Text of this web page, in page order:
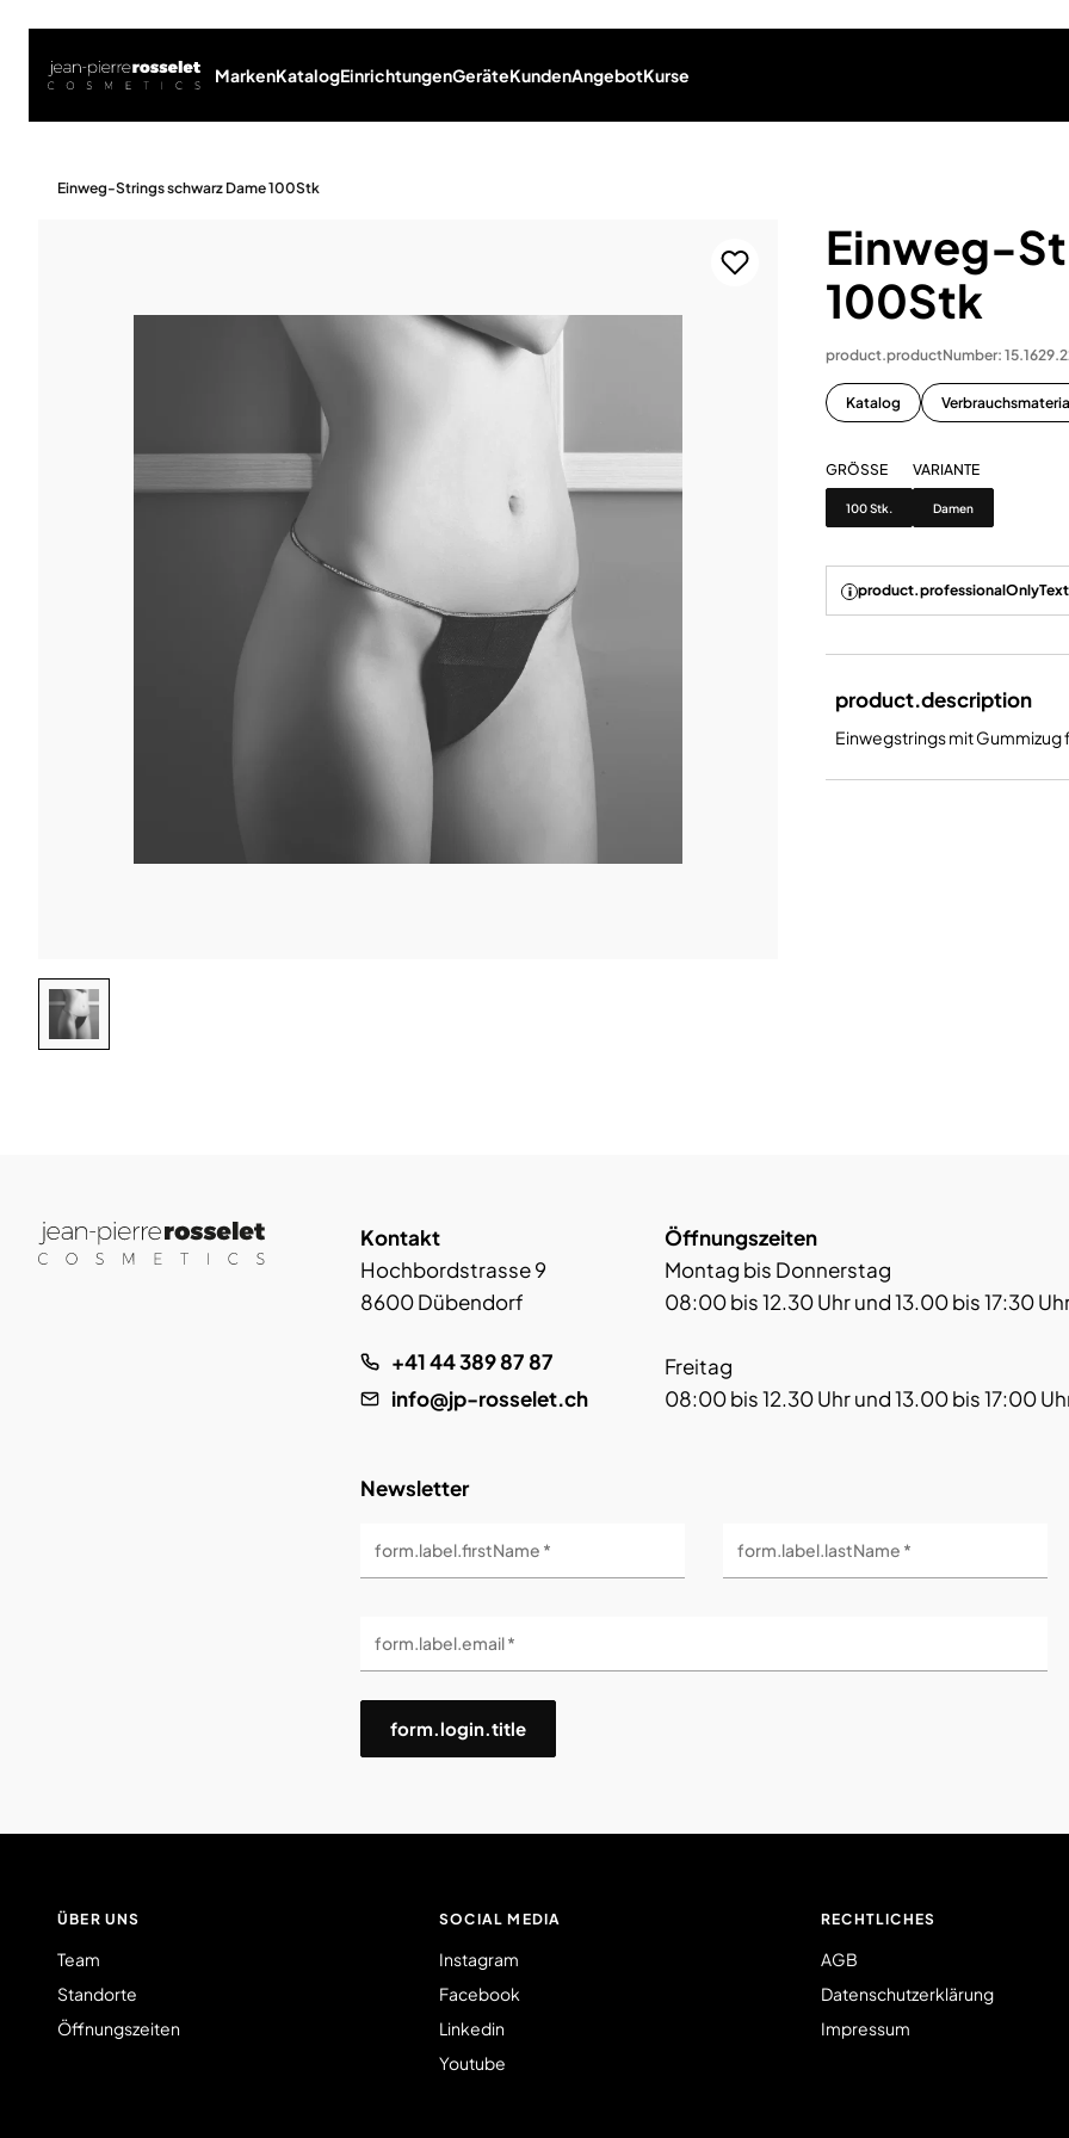
MarkenKatalogEinrichtungenGeräteKundenAngebotKurse
Einweg-Strings schwarz Dame 100Stk
Einweg-
100Stk
product.productNumber:
Katalog
GRÖSSE
Grösse
100 Stk.
VARIANTE
Variante
Damen
product.professionalOnlyText
product.description
Einwegstrings mit Gummizug
Kontakt
Hochbordstrasse 9
8600 Dübendorf
+41 44 389 87 87
info@jp-rosselet.ch
Öffnungszeiten
Montag bis Donnerstag
08:00 bis 12.30 Uhr und 13.00 bis 17:30
Freitag
08:00 bis 12.30 Uhr und 13.00 bis 17:00
Newsletter
form.label.firstName * form.label.lastName *
form.label.email *
form.login.title
ÜBER UNS
Team
Standorte
Öffnungszeiten
SOCIAL MEDIA
Instagram
Facebook
Linkedin
Youtube
RECHTLICHES
AGB
Datenschutzerklärung
Impressum